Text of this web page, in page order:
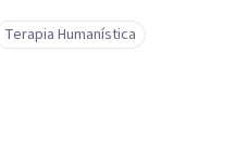
Terapia Humanística